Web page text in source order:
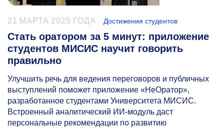
21 МАРТА 2025 ГОДА Достижения студентов
Стать оратором за 5 минут: приложение
студентов МИСИС научит говорить
правильно
Улучшить речь для ведения переговоров и публичных
выступлений поможет приложение «НеОратор»,
разработанное студентами Университета МИСИС.
Встроенный аналитический ИИ-модуль даст
персональные рекомендации по развитию